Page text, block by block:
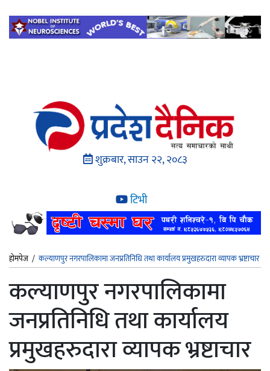
शुक्रबार, साउन २२, २०८३
टिभी
होमपेज /कल्याणपुर नगरपालिकामा जनप्रतिनिधि तथा कार्यालय प्रमुखहरुदारा व्यापक भ्रष्टाचार
कल्याणपुर नगरपालिकामा
जनप्रतिनिधि तथा कार्यालय
प्रमुखहरुदारा व्यापक भ्रष्टाचार